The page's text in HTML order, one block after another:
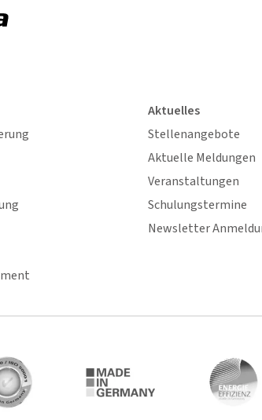
Aktuelles
Stellenangebote
Aktuelle Meldungen
Veranstaltungen
Schulungstermine
Newsletter